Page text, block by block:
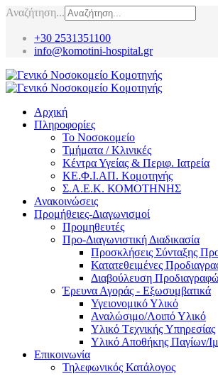
Αναζήτηση...
+30 2531351100
info@komotini-hospital.gr
Αρχική
Πληροφορίες
Το Νοσοκομείο
Τμήματα / Κλινικές
Κέντρα Υγείας & Περιφ. Ιατρεία
ΚΕ.Φ.Ι.ΑΠ. Κομοτηνής
Σ.Α.Ε.Κ. ΚΟΜΟΤΗΝΗΣ
Ανακοινώσεις
Προμήθειες-Διαγωνισμοί
Προμηθευτές
Προ-Διαγωνιστική Διαδικασία
Προσκλήσεις Σύνταξης
Κατατεθειμένες
Διαβούλευση
Έρευνα Αγοράς - Εξωσυμβατικά
Υγειονομικό Υλικό
Αναλώσιμο/Λοιπό Υλικό
Υλικό Tεχνικής Yπηρεσίας
Υλικό Αποθήκης Παγίων/
Επικοινωνία
Τηλεφωνικός Κατάλογος